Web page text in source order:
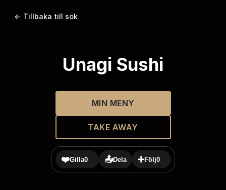
← Tillbaka till sök
Unagi Sushi
MIN MENY
TAKE AWAY
❤️Gilla0 📤Dela ➕Följ0